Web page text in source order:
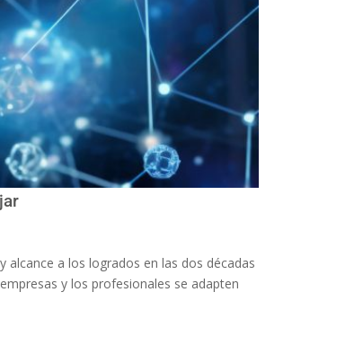
a los logrados en las dos décadas
y los profesionales se adapten